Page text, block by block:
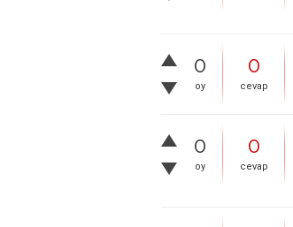
0
oy
0
cevap
0
oy
0
cevap